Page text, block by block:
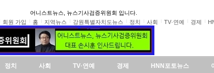
어니스트뉴스, 뉴스기사검증위원회 입니다.
회원 가입 홈 지역뉴스 강원특별자치도뉴스 정치 사회 TV·연예 경제
정치 사회 TV·연예 경제 HNN포토뉴스